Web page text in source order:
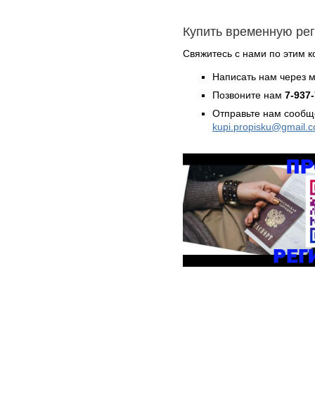
Купить временную
Свяжитесь с нами по этим
Написать нам через
Позвоните нам 7-
Отправьте нам